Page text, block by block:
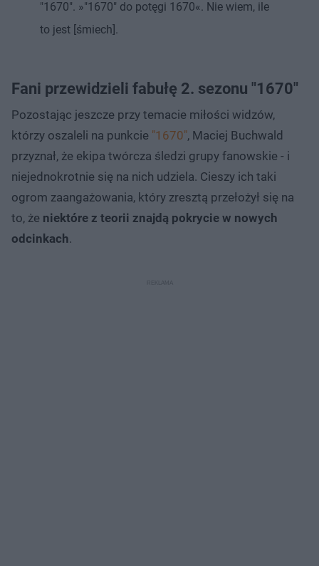
"1670". »"1670" do potęgi 1670«. Nie wiem, ile
to jest [śmiech].
Fani przewidzieli fabułę 2. sezonu "1670"
Pozostając jeszcze przy temacie miłości widzów,
którzy oszaleli na punkcie "1670", Maciej Buchwald
przyznał, że ekipa twórcza śledzi grupy fanowskie - i
niejednokrotnie się na nich udziela. Cieszy ich taki
ogrom zaangażowania, który zresztą przełożył się na
to, że niektóre z teorii znajdą pokrycie w nowych
odcinkach.